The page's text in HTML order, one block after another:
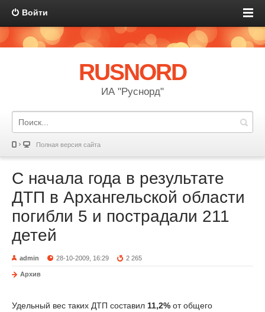
Войти
RUSNORD
ИА "Руснорд"
Полная версия сайта
С начала года в результате
ДТП в Архангельской области
погибли 5 и пострадали 211
детей
admin 28-10-2009, 16:29 2 265
Архив
Удельный вес таких ДТП составил 11,2% от общего